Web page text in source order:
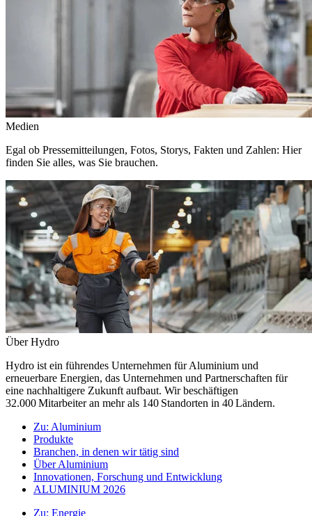
Medien
Egal ob Pressemitteilungen, Fotos, Storys, Fakten und Zahlen: Hier
finden Sie alles, was Sie brauchen.
Über Hydro
Hydro ist ein führendes Unternehmen für Aluminium und
erneuerbare Energien, das Unternehmen und Partnerschaften für
eine nachhaltigere Zukunft aufbaut. Wir beschäftigen
32.000 Mitarbeiter an mehr als 140 Standorten in 40 Ländern.
Zu: Aluminium
Produkte
Branchen, in denen wir tätig sind
Über Aluminium
Innovationen, Forschung und Entwicklung
ALUMINIUM 2026
Zu: Energie